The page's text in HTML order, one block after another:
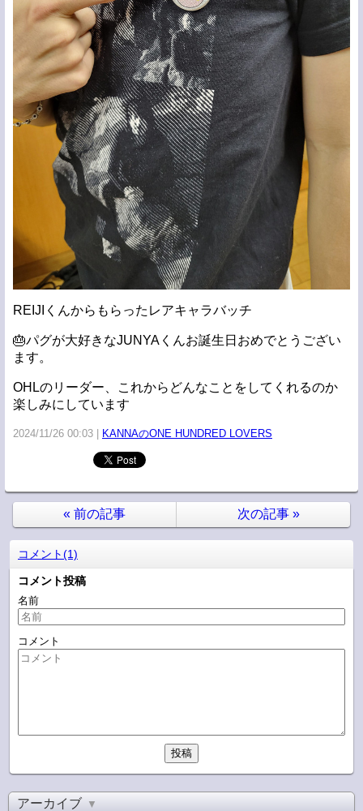
REIJIくんからもらったレアキャラバッチ
🎂パグが大好きなJUNYAくんお誕生日おめでとうござい
ます。
OHLのリーダー、これからどんなことをしてくれるのか
楽しみにしています
2024/11/26 00:03 KANNAのONE HUNDRED LOVERS
« 前の記事 次の記事 »
コメント(1)
コメント投稿
名前
コメント
アーカイブ ▼